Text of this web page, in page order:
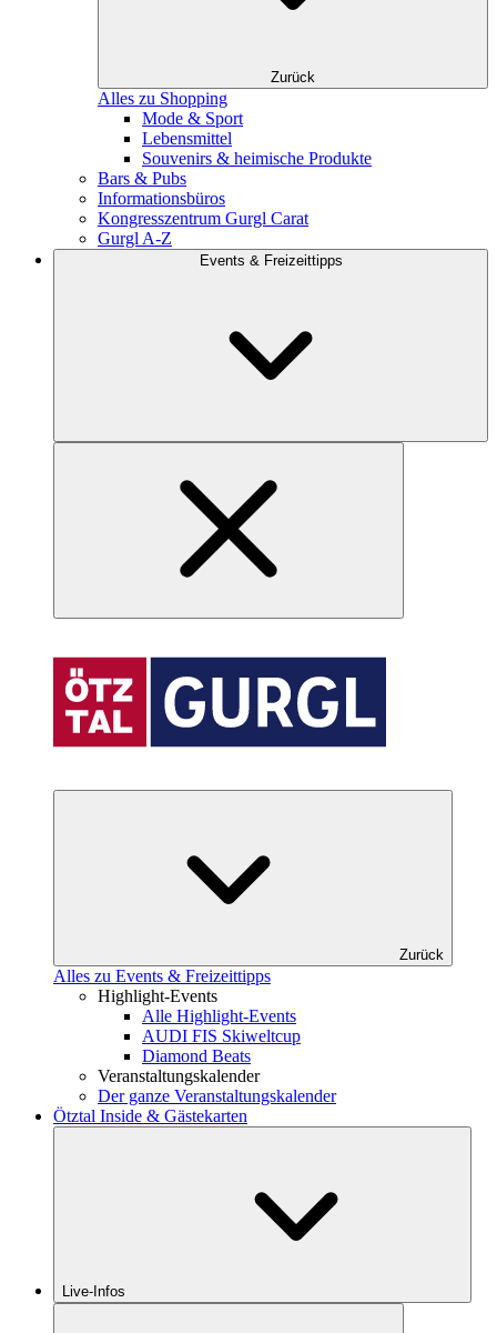
Zurück
Alles zu Shopping
Mode & Sport
Lebensmittel
Souvenirs & heimische Produkte
Bars & Pubs
Informationsbüros
Kongresszentrum Gurgl Carat
Gurgl A-Z
Events & Freizeittipps
Zurück
Alles zu Events & Freizeittipps
Highlight-Events
Alle Highlight-Events
AUDI FIS Skiweltcup
Diamond Beats
Veranstaltungskalender
Der ganze Veranstaltungskalender
Ötztal Inside & Gästekarten
Live-Infos